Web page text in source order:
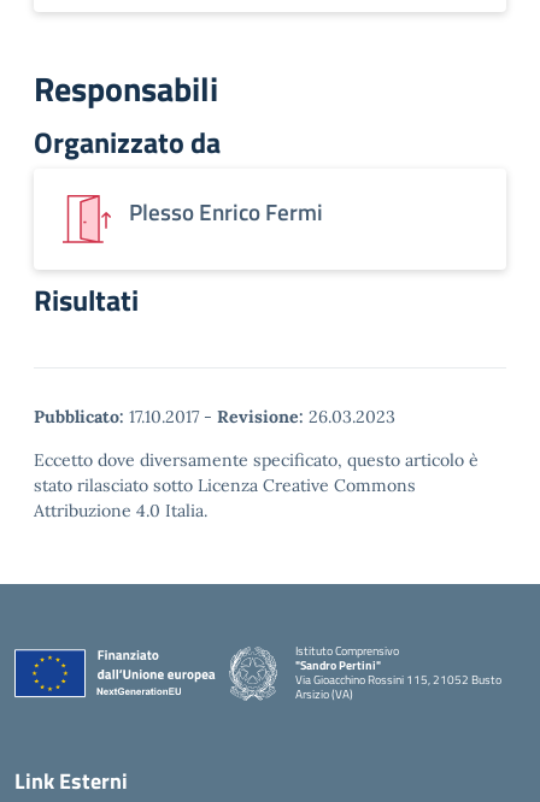
Responsabili
Organizzato da
Plesso Enrico Fermi
Risultati
Pubblicato: 17.10.2017 - Revisione: 26.03.2023
Eccetto dove diversamente specificato, questo articolo è
stato rilasciato sotto Licenza Creative Commons
Attribuzione 4.0 Italia.
Istituto Comprensivo
"Sandro Pertini"
Via Gioacchino Rossini 115, 21052 Busto
Arsizio (VA)
Link Esterni